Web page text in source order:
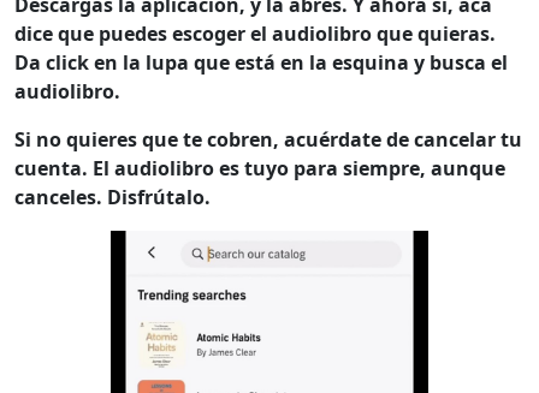
dice que puedes escoger el audiolibro que quieras.
Da click en la lupa que está en la esquina y busca el
audiolibro.
Si no quieres que te cobren, acuérdate de cancelar tu
cuenta. El audiolibro es tuyo para siempre, aunque
canceles. Disfrútalo.